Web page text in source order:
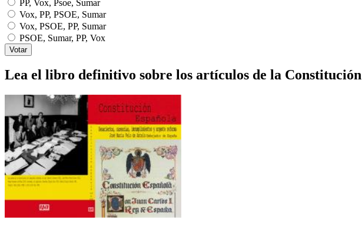
PP, Vox, Psoe, Sumar
Vox, PP, PSOE, Sumar
Vox, PSOE, PP, Sumar
PSOE, Sumar, PP, Vox
Lea el libro definitivo sobre los artículos de la Constitución